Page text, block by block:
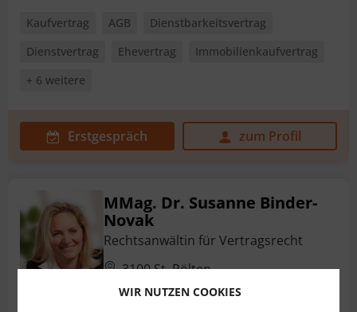
Kaufvertrag AGB
Dienstbarkeitsvertrag
Dienstvertrag
Ehevertrag
Immobilienkaufvertrag
+ 6 weitere
Erstgespräch zum Profil
MMag. Dr. Susanne Binder-
Novak
Rechtsanwältin für Vertragsrecht
3100 St. Pölten
WIR NUTZEN COOKIES